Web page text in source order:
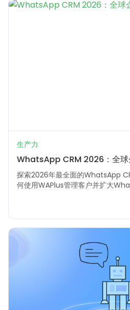
生产力
WhatsApp CRM 2026：全球
探索2026年最全面的WhatsApp
何使用WAPlus管理客户并扩大